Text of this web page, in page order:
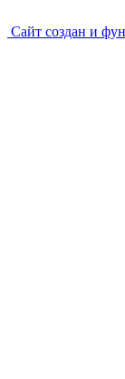
Сайт создан и